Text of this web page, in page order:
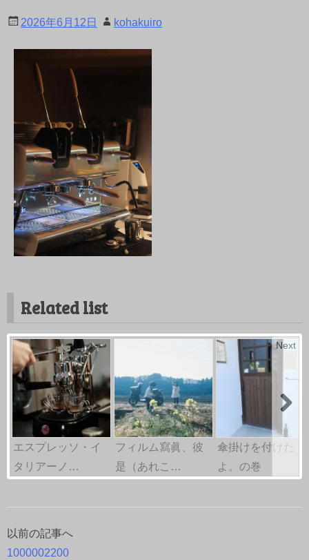
2026年6月12日 kohakuiro
Related list
エスプレッソ・イ
タリアーノ…
フィルム寫眞、彼
是（あれこ…
傘掛けを付けた
よ。の巻
Next
投
以前の記事へ
1000002200